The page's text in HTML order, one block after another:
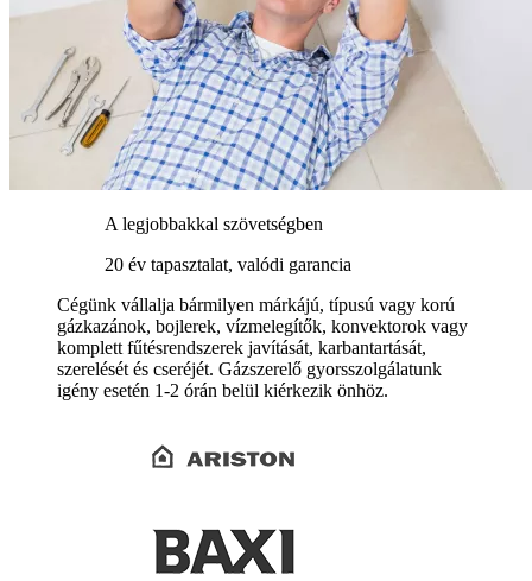
A legjobbakkal szövetségben
20 év tapasztalat, valódi garancia
Cégünk vállalja bármilyen márkájú, típusú vagy korú
gázkazánok, bojlerek, vízmelegítők, konvektorok vagy
komplett fűtésrendszerek javítását, karbantartását,
szerelését és cseréjét. Gázszerelő gyorsszolgálatunk
igény esetén 1-2 órán belül kiérkezik önhöz.